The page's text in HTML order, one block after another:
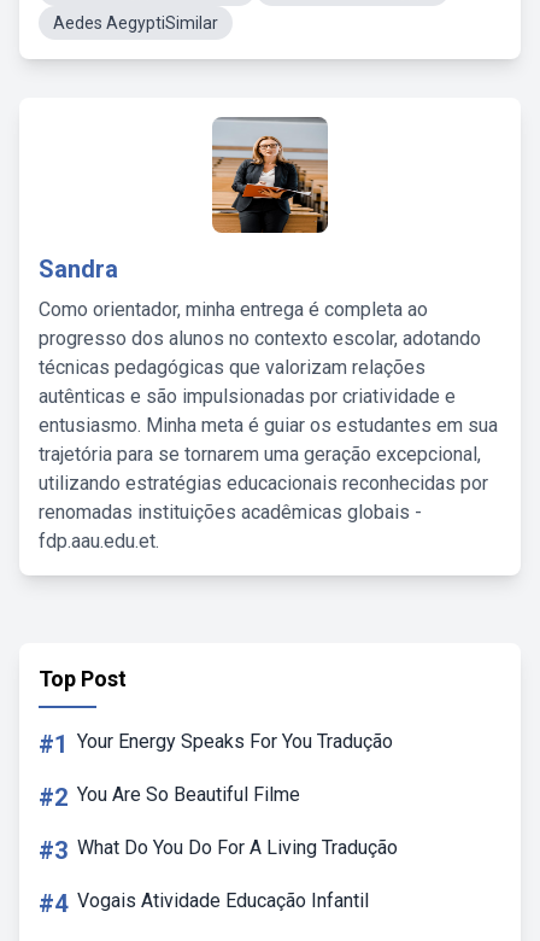
Aedes AegyptiSimilar
Sandra
Como orientador, minha entrega é completa ao
progresso dos alunos no contexto escolar, adotando
técnicas pedagógicas que valorizam relações
autênticas e são impulsionadas por criatividade e
entusiasmo. Minha meta é guiar os estudantes em sua
trajetória para se tornarem uma geração excepcional,
utilizando estratégias educacionais reconhecidas por
renomadas instituições acadêmicas globais -
fdp.aau.edu.et.
Top Post
#1 Your Energy Speaks For You Tradução
#2 You Are So Beautiful Filme
#3 What Do You Do For A Living Tradução
#4 Vogais Atividade Educação Infantil